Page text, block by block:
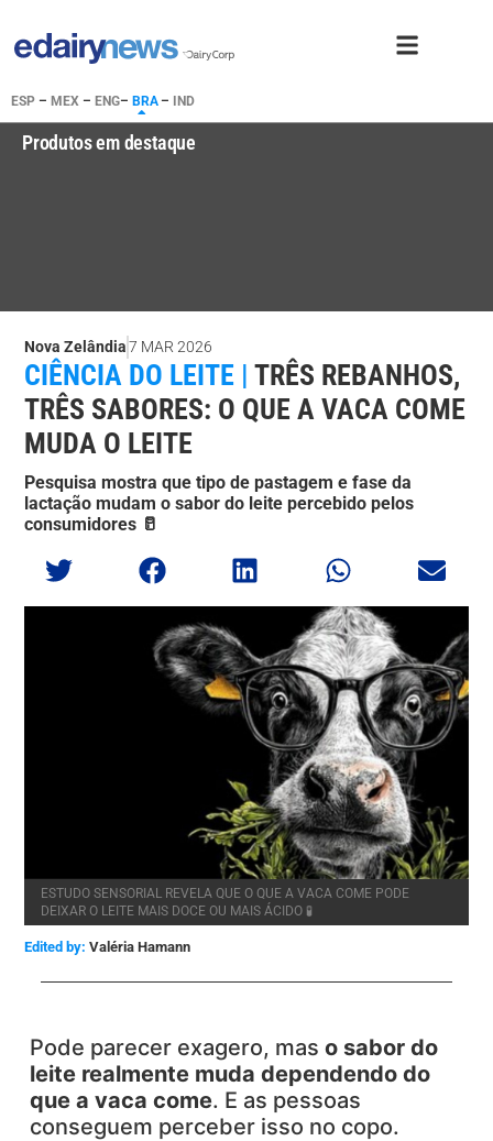
ESP – MEX – ENG– BRA– IND
Produtos em destaque
Nova Zelândia 7 MAR 2026
CIÊNCIA DO LEITE | TRÊS REBANHOS,
TRÊS SABORES: O QUE A VACA COME
MUDA O LEITE
Pesquisa mostra que tipo de pastagem e fase da
lactação mudam o sabor do leite percebido pelos
consumidores 🥛
ESTUDO SENSORIAL REVELA QUE O QUE A VACA COME PODE
DEIXAR O LEITE MAIS DOCE OU MAIS ÁCIDO 🧪
Edited by: Valéria Hamann
Pode parecer exagero, maso sabor do
leite realmente muda dependendo do
que a vaca come. E as pessoas
conseguem perceber isso no copo.